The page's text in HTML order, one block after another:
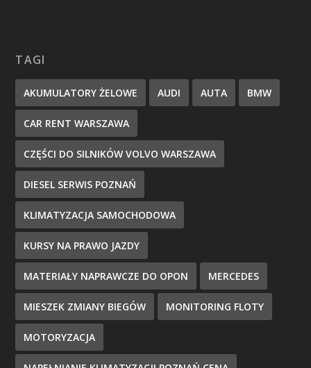
TAGI
AKUMULATORY ŻELOWE AUDI AUTA BMW
CAR RENT WARSZAWA
CZĘŚCI DO SILNIKÓW VOLVO WARSZAWA
DIESEL SERWIS POZNAŃ
KLIMATYZACJA SAMOCHODOWA
KURSY NA PRAWO JAZDY
MATERIAŁY NAPRAWCZE DO OPON MERCEDES
MIESZEK ZMIANY BIEGÓW MONITORING FLOTY
MOTORYZACJA